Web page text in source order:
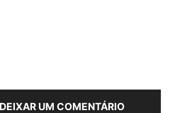
UM COMENTÁRIO